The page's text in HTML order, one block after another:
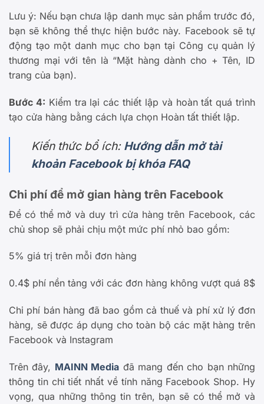
Lưu ý: Nếu bạn chưa lập danh mục sản phẩm trước đó,
bạn sẽ không thể thực hiện bước này. Facebook sẽ tự
động tạo một danh mục cho bạn tại Công cụ quản lý
thương mại với tên là “Mặt hàng dành cho + Tên, ID
trang của bạn).
Bước 4: Kiểm tra lại các thiết lập và hoàn tất quá trình
tạo cửa hàng bằng cách lựa chọn Hoàn tất thiết lập.
Kiến thức bổ ích: Hướng dẫn mở tài
khoản Facebook bị khóa FAQ
Chi phí để mở gian hàng trên Facebook
Để có thể mở và duy trì cửa hàng trên Facebook, các
chủ shop sẽ phải chịu một mức phí nhỏ bao gồm:
5% giá trị trên mỗi đơn hàng
0.4$ phí nền tảng với các đơn hàng không vượt quá 8$
Chi phí bán hàng đã bao gồm cả thuế và phí xử lý đơn
hàng, sẽ được áp dụng cho toàn bộ các mặt hàng trên
Facebook và Instagram
Trên đây, MAINN Media đã mang đến cho bạn những
thông tin chi tiết nhất về tính năng Facebook Shop. Hy
vọng, qua những thông tin trên, bạn sẽ có thể mở và